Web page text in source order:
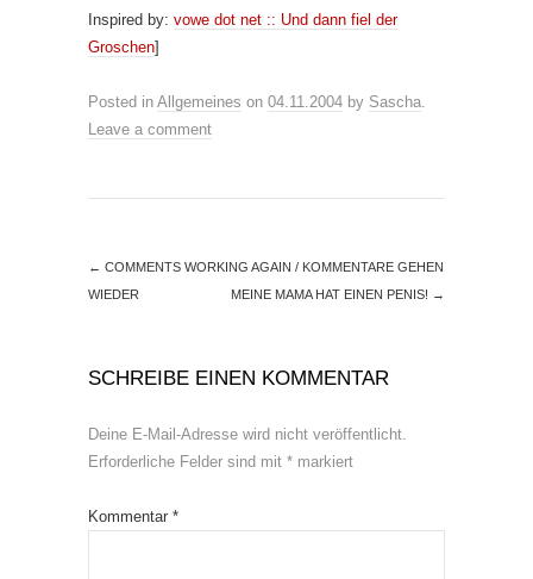
Inspired by: vowe dot net :: Und dann fiel der
Groschen]
Posted in Allgemeines on 04.11.2004 by Sascha.
Leave a comment
← COMMENTS WORKING AGAIN / KOMMENTARE GEHEN
WIEDER
MEINE MAMA HAT EINEN PENIS! →
SCHREIBE EINEN KOMMENTAR
Deine E-Mail-Adresse wird nicht veröffentlicht.
Erforderliche Felder sind mit * markiert
Kommentar *